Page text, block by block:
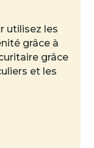
utilisez les
grâce à
grâce
et les